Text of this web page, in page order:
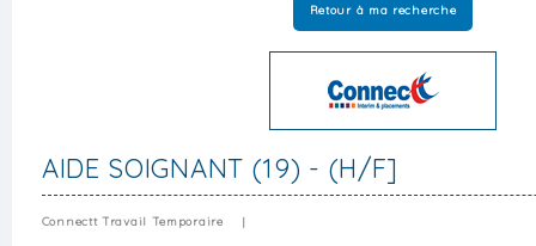
Retour à ma recherche
AIDE SOIGNANT (19) - (H/F]
Connectt Travail Temporaire |